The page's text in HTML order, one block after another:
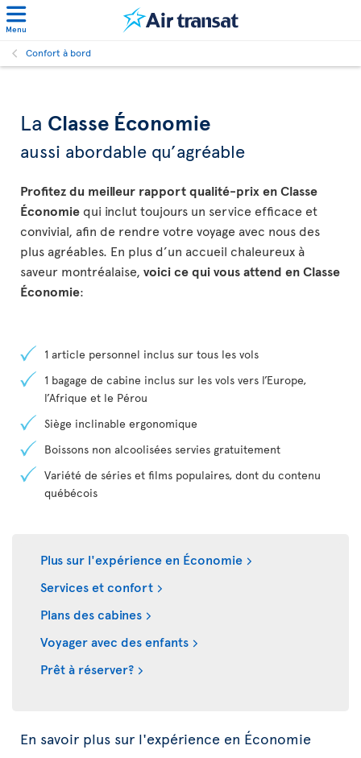
Menu
Confort à bord
La Classe Économie
aussi abordable qu’agréable
Profitez du meilleur rapport qualité-prix en Classe
Économie qui inclut toujours un service efficace et
convivial, afin de rendre votre voyage avec nous des
plus agréables. En plus d’un accueil chaleureux à
saveur montréalaise, voici ce qui vous attend en Classe
Économie:
1 article personnel inclus sur tous les vols
1 bagage de cabine inclus sur les vols vers l’Europe,
l’Afrique et le Pérou
Siège inclinable ergonomique
Boissons non alcoolisées servies gratuitement
Variété de séries et films populaires, dont du contenu
québécois
Plus sur l'expérience en Économie
Services et confort
Plans des cabines
Voyager avec des enfants
Prêt à réserver?
En savoir plus sur l'expérience en Économie